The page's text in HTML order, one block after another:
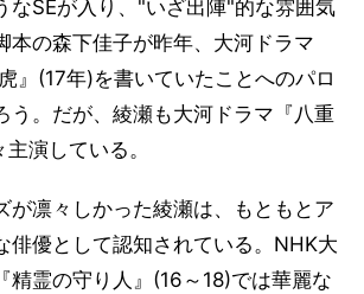
なSEが入り、"いざ出陣"的な雰囲気
本の森下佳子が昨年、大河ドラマ
』(17年)を書いていたことへのパロ
う。だが、綾瀬も大河ドラマ『八重
演している。
が凛々しかった綾瀬は、もともとア
俳優として認知されている。NHK大
精霊の守り人』(16～18)では華麗な